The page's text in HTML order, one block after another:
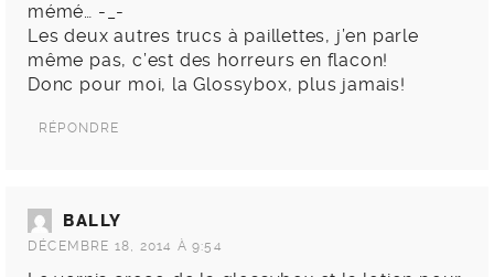
mémé… -_-
Les deux autres trucs à paillettes, j’en parle
même pas, c’est des horreurs en flacon!
Donc pour moi, la Glossybox, plus jamais!
RÉPONDRE
BALLY
DÉCEMBRE 18, 2014 À 9:54